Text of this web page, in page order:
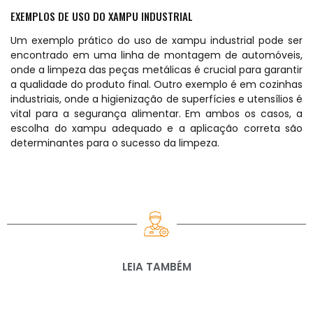
EXEMPLOS DE USO DO XAMPU INDUSTRIAL
Um exemplo prático do uso de xampu industrial pode ser
encontrado em uma linha de montagem de automóveis,
onde a limpeza das peças metálicas é crucial para garantir
a qualidade do produto final. Outro exemplo é em cozinhas
industriais, onde a higienização de superfícies e utensílios é
vital para a segurança alimentar. Em ambos os casos, a
escolha do xampu adequado e a aplicação correta são
determinantes para o sucesso da limpeza.
LEIA TAMBÉM